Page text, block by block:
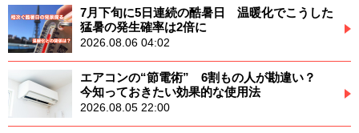
7月下旬に5日連続の酷暑日 温暖化でこうした
猛暑の発生確率は2倍に
2026.08.06 04:02
エアコンの“節電術” 6割もの人が勘違い？
今知っておきたい効果的な使用法
2026.08.05 22:00